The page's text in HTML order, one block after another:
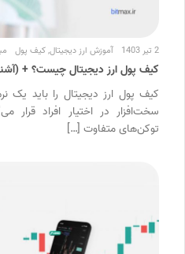
2 تیر 1403 آموزش ارز دیجیتال,کیف پول
کیف پول ارز دیجیتال چیست؟ +
کیف پول ارز دیجیتال را باید یک
سخت‌افزار در اختیار افراد قرار
توکن‌های متفاوت […]